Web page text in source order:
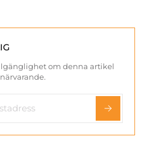
om denna artikel